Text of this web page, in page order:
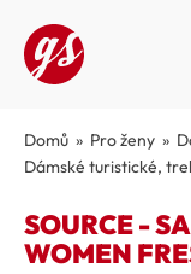
Domů » Pro ženy »
Dámské turistické,
SOURCE -
WOMEN